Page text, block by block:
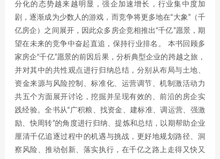
分化的态势越来越明显，强企加速增长，行业集中度加
剧，逐渐成为少数人的游戏，而竞争将更多地在“大象”（千
亿房企）之间展开，因此众多房企竞相推出“千亿”愿景，期
望在未来的竞争中奋起直追，保持行业排名。 本书回顾多
家房企“千亿”愿景的前因后果，分析典型企业的跨越之旅，
并对其中的共性观点进行归纳总结，分别从布局与土地、
资金来源与风险控制、标准化、运营调节、机制激活动力
共五个方面展开讨论，挖掘并呈现有效的、前沿的房企实
践经验。全书从“广积粮、找资金、建标准、调运营、强激
励、快周转”的角度进行归纳、提炼和总结，以期帮助企业
厘清千亿追逐过程中的机遇与挑战，更好地规划路径、洞
察风险、推动创新、落实执行，在千亿之路上走得又快又